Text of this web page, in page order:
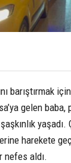
barıştırmak
gelen
yaşadı.
harekete
nefes aldı.